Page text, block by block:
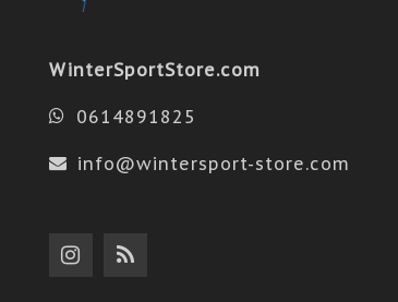
WinterSportStore.com
0614891825
info@wintersport-store.com